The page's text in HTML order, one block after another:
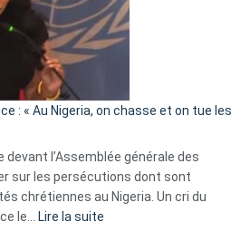
« Zemmour
a
tout
parle
ses
tripes »
: « Au Nigeria, on chasse et on tue les
devant l’Assemblée générale des
sur les persécutions dont sont
chrétiennes au Nigeria. Un cri du
le…
Lire la suite